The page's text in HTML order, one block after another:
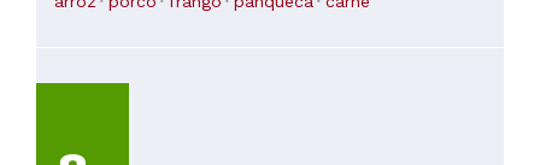
impressionou foi que o kimchi é totalmente vegano, o que é
a experiência ainda melhor. Seria ainda melhor se houvesse